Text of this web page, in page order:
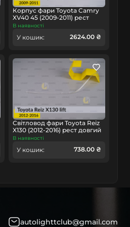
Корпус фари Toyota Camry
XV40 45 (2009-2011) рест
правий
В наявності
У кошик: 2624.00 ₴
Світловод фари Toyota Reiz
X130 (2012-2016) рест довгий
лівий
В наявності
У кошик: 738.00 ₴
autolighttclub@gmail.com